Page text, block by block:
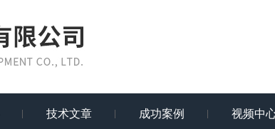
技术文章 成功案例 视频中